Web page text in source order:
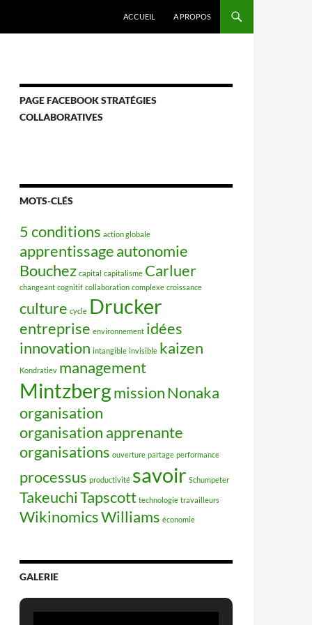
ACCUEIL A PROPOS
PAGE FACEBOOK STRATÉGIES
COLLABORATIVES
MOTS-CLÉS
5 conditions action globale
apprentissageautonomie
Bouchez capital capitalisme Carluer
changeant cognitif collaboration complexe croissance
culture cycle Drucker
entreprise environnement idées
innovation intangible invisible kaizen
Kondratiev management
Mintzbergmission Nonaka
organisation
organisation apprenante
organisations ouverture partage performance
processus productivité savoir Schumpeter
TakeuchiTapscott technologie travailleurs
WikinomicsWilliams économie
GALERIE